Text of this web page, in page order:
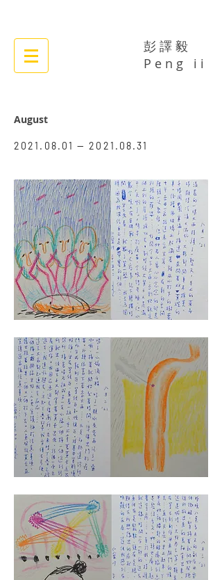
彭 譯 毅
​​P e n g i i
August
​2021.08.01 —2021.08.31